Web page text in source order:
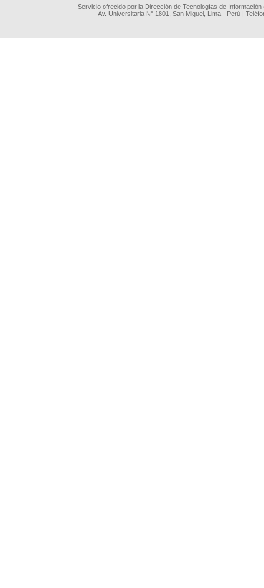
Servicio ofrecido por la Dirección de Tecnologías de
Av. Universitaria N° 1801, San Miguel, Lima - Perú |